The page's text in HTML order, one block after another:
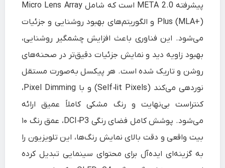
پیشرفته META 2.0 است که شامل Micro Lens Array
Plus (MLA+) و الگوریتم‌های بهبود روشنایی و جزئیات
می‌شود. این فناوری باعث افزایش چشمگیر روشنایی،
بهبود زاویه دید و نمایش جزئیات دقیق‌تر در صحنه‌های
روشن و تاریک شده است. هر پیکسل به‌صورت مستقل
نوردهی می‌کند (Self‑lit Pixels) و با Pixel Dimming،
کنتراست بی‌نهایت و رنگ مشکی کاملاً عمیق ارائه
می‌شود. پوشش کامل فضای رنگی DCI‑P3، عمق رنگ ۱۰
بیت واقعی و دقت بالای نمایش رنگ‌ها، این تلویزیون را
به گزینه‌ای ایده‌آل برای محتوای سینمایی تبدیل کرده